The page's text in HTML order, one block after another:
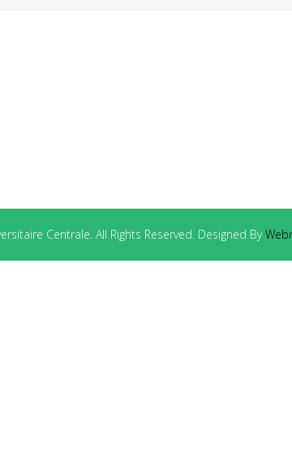
Centrale. All Rights Reserved. Designed By